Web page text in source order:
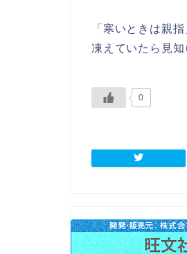
「寒いときは親指
凍えていたら見
0